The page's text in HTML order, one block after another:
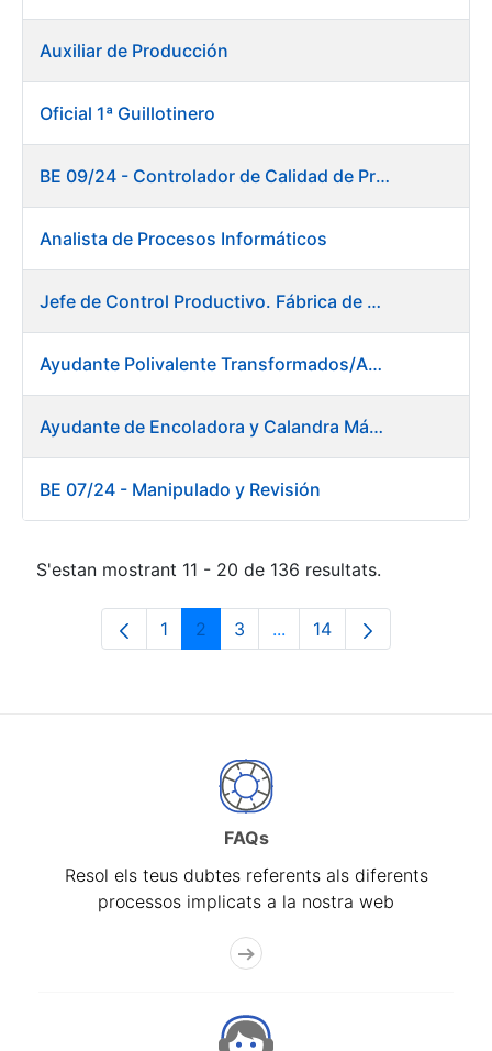
Mostra/Amaga
Auxiliar de Producción
Oficial 1ª Guillotinero
BE 09/24 - Controlador de Calidad de Preimpresión
Analista de Procesos Informáticos
Jefe de Control Productivo. Fábrica de Papel
Ayudante Polivalente Transformados/Acabados. Fábrica de Papel.
Ayudante de Encoladora y Calandra Máquina de Papel. Fábrica de Papel
BE 07/24 - Manipulado y Revisión
S'estan mostrant 11 - 20 de 136 resultats.
Pàgina
1 Pàgina
2 Pàgina
3 ...Pàgines intermèdies
Pàgina
14
FAQs
Resol els teus dubtes referents als diferents
processos implicats a la nostra web